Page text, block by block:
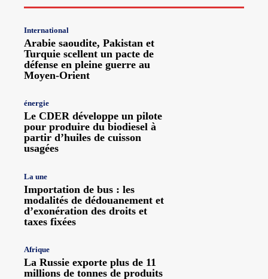
International
Arabie saoudite, Pakistan et
Turquie scellent un pacte de
défense en pleine guerre au
Moyen-Orient
énergie
Le CDER développe un pilote
pour produire du biodiesel à
partir d’huiles de cuisson
usagées
La une
Importation de bus : les
modalités de dédouanement et
d’exonération des droits et
taxes fixées
Afrique
La Russie exporte plus de 11
millions de tonnes de produits